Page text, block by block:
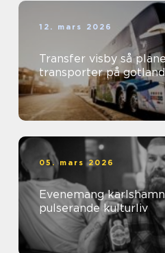
12. mars 2026
Transfer visby så planerar du smidiga
transporter på gotland
05. mars 2026
Evenemang karlshamn stadens
pulserande kulturliv